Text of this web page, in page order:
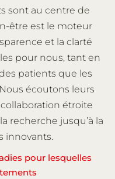
sont au centre de
être est le moteur
et la clarté
pour nous, tant en
patients que les
écoutons leurs
étroite
recherche jusqu’à la
innovants.
pour lesquelles